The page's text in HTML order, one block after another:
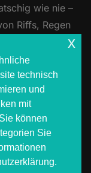
wie nie –
Riffs, Regen
Tattoos
du zu
Stück
lassen –
dich …
DEM SCHLAMM
technisch
und
mit
können
Sie
x